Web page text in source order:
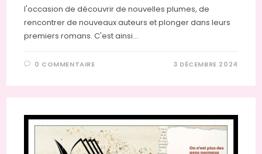
l'occasion de découvrir de nouvelles plumes, de
rencontrer de nouveaux auteurs et plonger dans leurs
premiers romans. C'est ainsi…
0 COMMENTAIRE 3 DÉCEMBRE 2024